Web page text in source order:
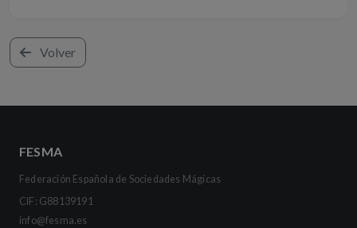
Volver
FESMA
Federación Española de Sociedades Mágicas
CIF: G88139191
info@fesma.es